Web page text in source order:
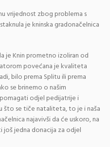
vrijednost zbog problema s
je kninska gradonačelnica
je Knin prometno izoliran od
povećana je kvaliteta
bilo prema Splitu ili prema
se brinemo o našim
odjel pedijatrije i
što se tiče nataliteta, to je i naša
najavivši da će uskoro, na
još jedna donacija za odjel